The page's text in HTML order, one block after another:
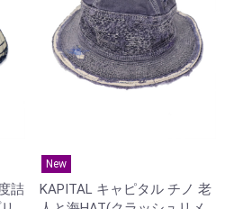
詰
New
KAPITAL キャピタル チノ 老